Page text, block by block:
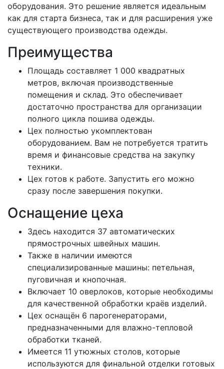
оборудования. Это решение является идеальным
как для старта бизнеса, так и для расширения уже
существующего производства одежды.
Преимущества
Площадь составляет 1 000 квадратных
метров, включая производственные
помещения и склад. Это обеспечивает
достаточно пространства для организации
полного цикла пошива одежды.
Цех полностью укомплектован
оборудованием. Вам не потребуется тратить
время и финансовые средства на закупку
техники.
Цех готов к работе. Запустить его можно
сразу после завершения покупки.
Оснащение цеха
Здесь находится 37 автоматических
прямострочных швейных машин.
Также в наличии имеются
специализированные машины: петельная,
пуговичная и кнопочная.
Включает 10 оверлоков, которые необходимы
для качественной обработки краёв изделий.
Цех оснащён 6 парогенераторами,
предназначенными для влажно-тепловой
обработки тканей.
Имеется 11 утюжных столов, которые
используются для финальной отделки готовых